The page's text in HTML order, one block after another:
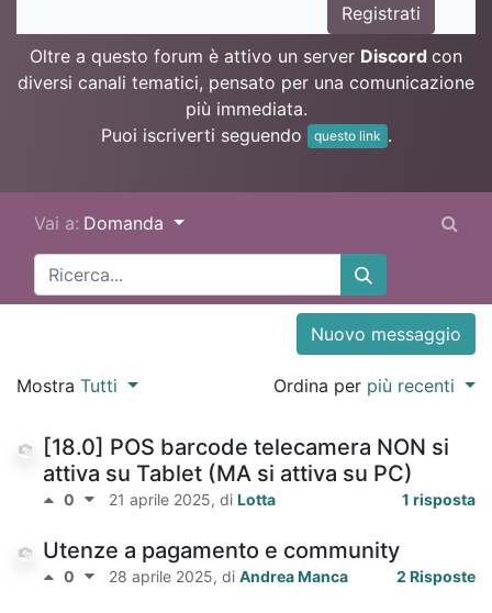
Registrati
Oltre a questo forum è attivo un server Discord con
diversi canali tematici, pensato per una comunicazione
più immediata.
Puoi iscriverti seguendo
questo link .
Vai a: Domanda
Nuovo messaggio
Mostra Tutti Ordina per più recenti
[18.0] POS barcode telecamera NON si
attiva su Tablet (MA si attiva su PC)
0 21 aprile 2025, di Lotta 1 risposta
Utenze a pagamento e community
0 28 aprile 2025, di Andrea Manca 2 Risposte